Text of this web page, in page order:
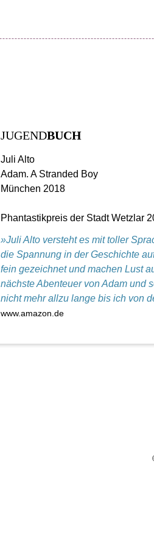
JUGENDBUCH
Juli Alto
Adam. A Stranded Boy
München 2018
Phantastikpreis der Stadt Wetzlar
»Juli Alto versteht es mit toller
die Spannung in der Geschichte
fein gezeichnet und machen Lust
nächste Abenteuer von Adam und
nicht mehr allzu lange bis ich von
www.amazon.de